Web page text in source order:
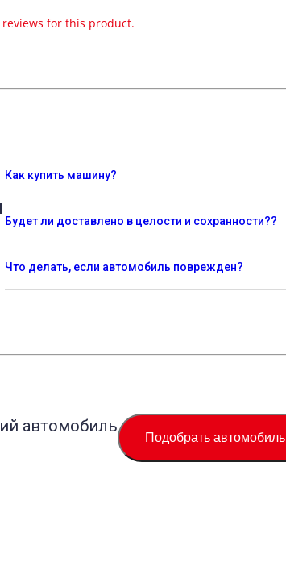
for this product.
Как купить машину?
Будет ли доставлено в целости и сохранности??
Что делать, если автомобиль поврежден?
автомобиль
Подобрать автомобиль